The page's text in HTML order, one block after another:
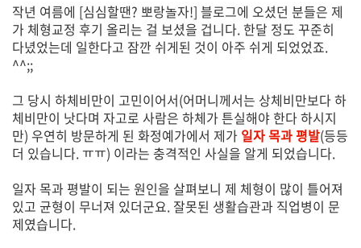
작년 여름에 [심심할땐? 뽀랑놀자!] 블로그에 오셨던 분들은 제
가 체형교정 후기 올리는 걸 보셨을 겁니다. 한달 정도 꾸준히
다녔었는데 일한다고 잠깐 쉬게된 것이 아주 쉬게 되었었죠.
^^;;
그 당시 하체비만이 고민이어서(어머니께서는 상체비만보다 하
체비만이 낫다며 자고로 사람은 하체가 튼실해야 한다 하시지
만) 우연히 방문하게 된 화정예가에서 제가 일자 목과 평발(등등
더 있습니다. ㅠㅠ) 이라는 충격적인 사실을 알게 되었습니다.
일자 목과 평발이 되는 원인을 살펴보니 제 체형이 많이 틀어져
있고 균형이 무너져 있더군요. 잘못된 생활습관과 직업병이 문
제였습니다.